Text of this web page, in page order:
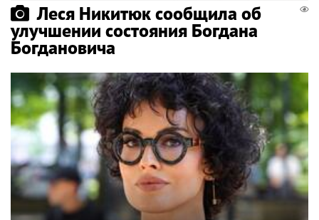
Леся Никитюк сообщила об
улучшении состояния Богдана
Богдановича